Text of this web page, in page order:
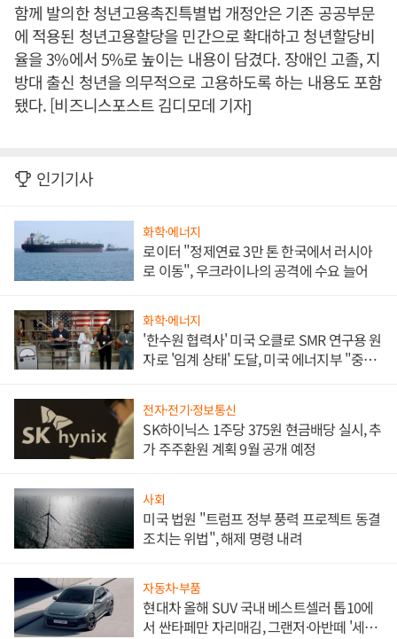
함께 발의한 청년고용촉진특별법 개정안은 기존 공공부문
에 적용된 청년고용할당을 민간으로 확대하고 청년할당비
율을 3%에서 5%로 높이는 내용이 담겼다. 장애인 고졸, 지
방대 출신 청년을 의무적으로 고용하도록 하는 내용도 포함
됐다. [비즈니스포스트 김디모데 기자]
인기기사
화학·에너지
로이터 "정제연료 3만 톤 한국에서 러시아
로 이동", 우크라이나의 공격에 수요 늘어
화학·에너지
'한수원 협력사' 미국 오클로 SMR 연구용 원
자로 '임계 상태' 도달, 미국 에너지부 "중요
전자·전기·정보통신
SK하이닉스 1주당 375원 현금배당 실시, 추
가 주주환원 계획 9월 공개 예정
사회
미국 법원 "트럼프 정부 풍력 프로젝트 동결
조치는 위법", 해제 명령 내려
자동차·부품
현대차 올해 SUV 국내 베스트셀러 톱10에
서 싼타페만 자리매김, 그랜저·아반떼 '세단